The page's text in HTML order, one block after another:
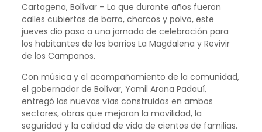
Cartagena, Bolívar – Lo que durante años fueron
calles cubiertas de barro, charcos y polvo, este
jueves dio paso a una jornada de celebración para
los habitantes de los barrios La Magdalena y Revivir
de los Campanos.
Con música y el acompañamiento de la comunidad,
el gobernador de Bolívar, Yamil Arana Padauí,
entregó las nuevas vías construidas en ambos
sectores, obras que mejoran la movilidad, la
seguridad y la calidad de vida de cientos de familias.